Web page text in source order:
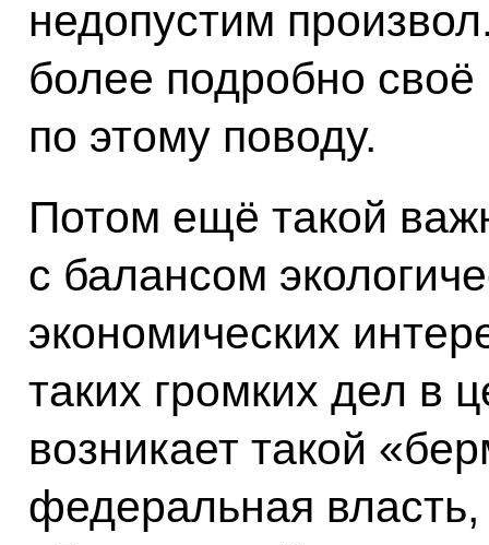
недопустим
более подробно
по этому поводу.
Потом ещё такой
с балансом
экономических
таких громких дел в
возникает такой
федеральная